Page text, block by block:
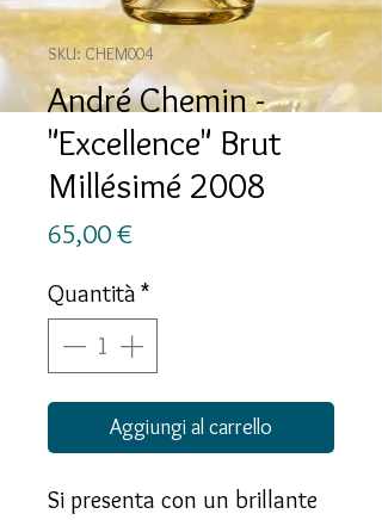
SKU: CHEM004
André Chemin -
"Excellence" Brut
Millésimé 2008
65,00 €
Quantità *
Aggiungi al carrello
Si presenta con un brillante